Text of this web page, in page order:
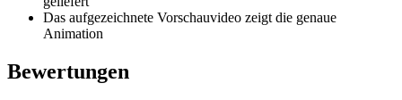
Das aufgezeichnete Vorschauvideo zeigt die genaue
Animation
Bewertungen